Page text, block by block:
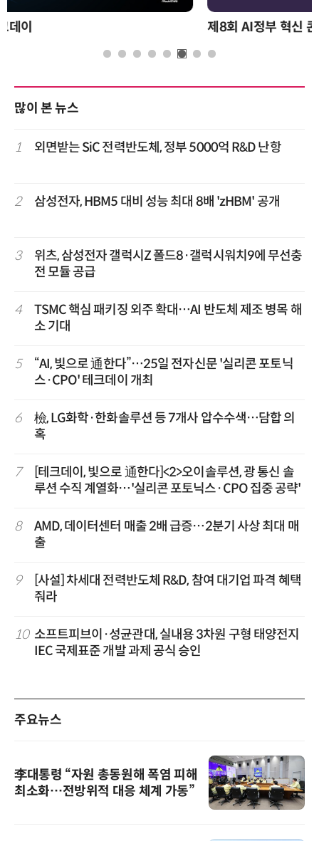
제8회 AI정부 혁신 콘퍼런스
많이 본 뉴스
1 외면받는 SiC 전력반도체, 정부 5000억 R&D 난항
2 삼성전자, HBM5 대비 성능 최대 8배 'zHBM' 공개
3
위츠, 삼성전자 갤럭시Z 폴드8·갤럭시워치9에 무선충
전 모듈 공급
4
TSMC 핵심 패키징 외주 확대…AI 반도체 제조 병목 해
소 기대
5
“AI, 빛으로 通한다”…25일 전자신문 '실리콘 포토닉
스·CPO' 테크데이 개최
6
檢, LG화학·한화솔루션 등 7개사 압수수색…담합 의
혹
7
[테크데이, 빛으로 通한다]<2>오이솔루션, 광 통신 솔
루션 수직 계열화…'실리콘 포토닉스·CPO 집중 공략'
8
AMD, 데이터센터 매출 2배 급증…2분기 사상 최대 매
출
9
[사설] 차세대 전력반도체 R&D, 참여 대기업 파격 혜택
줘라
10 소프트피브이·성균관대, 실내용 3차원 구형 태양전지
IEC 국제표준 개발 과제 공식 승인
주요뉴스
李대통령 “자원 총동원해 폭염 피해
최소화…전방위적 대응 체계 가동”